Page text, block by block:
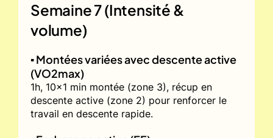
Semaine 7 (Intensité &
volume)
▪️ Montées variées avec descente active
(VO2max)
1h, 10x1 min montée (zone 3), récup en
descente active (zone 2) pour renforcer le
travail en descente rapide.